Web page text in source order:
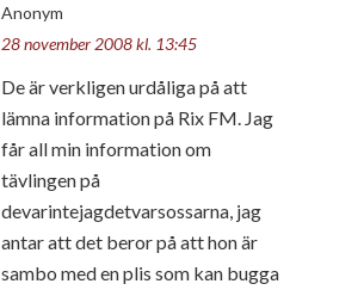
Anonym
28 november 2008 kl. 13:45
De är verkligen urdåliga på att
lämna information på Rix FM. Jag
får all min information om
tävlingen på
devarintejagdetvarsossarna, jag
antar att det beror på att hon är
sambo med en plis som kan bugga